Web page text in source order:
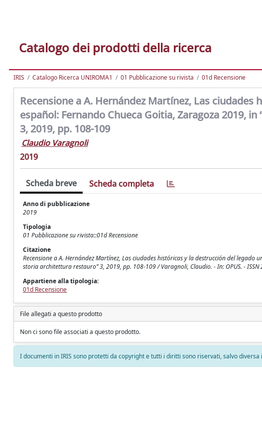
Catalogo dei prodotti della ricerca
IRIS Catalogo Ricerca UNIROMA1 01 Pubblicazione su rivista 01d Recensione
Recensione a A. Hernández Martínez, Las
español: Fernando Chueca Goitia, Zaragoza 2019,
3, 2019, pp. 108-109
Claudio Varagnoli
2019
Scheda breve Scheda completa
Anno di pubblicazione
2019
Tipologia
01 Pubblicazione su rivista::01d Recensione
Citazione
Recensione a A. Hernández Martínez, Las ciudades históricas y la destrucción del
storia architettura restauro” 3, 2019, pp. 108-109 / Varagnoli, Claudio. - In: OPUS. -
Appartiene alla tipologia:
01d Recensione
File allegati a questo prodotto
Non ci sono file associati a questo prodotto.
I documenti in IRIS sono protetti da copyright e tutti i diritti sono riservati, salvo diversa